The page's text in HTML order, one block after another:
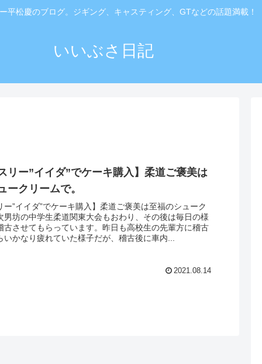
平松慶のブログ。ジギング、キャスティング、GTなどの話題満載！
いいぶさ日記
リー”イイダ”でケーキ購入】柔道ご褒美は
ークリームで。
ー”イイダ”でケーキ購入】柔道ご褒美は至福のシューク
男坊の中学生柔道関東大会もおわり、その後は毎日の様
古させてもらっています。昨日も高校生の先輩方に稽古
いかなり疲れていた様子だが、稽古後に車内...
2021.08.14